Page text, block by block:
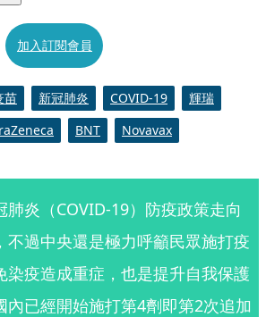
加入訂閱會員
苗 新冠肺炎 COVID-19
輝瑞
BNT Novavax
肺炎（COVID-19）防疫政策走向
不過中央還是極力呼籲民眾施打疫
染疫造成重症，也是提升自我保護
內已經開始施打第4劑即第2次追加